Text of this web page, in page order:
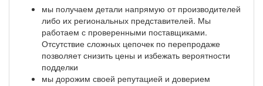
мы получаем детали напрямую от производителей
либо их региональных представителей. Мы
работаем с проверенными поставщиками.
Отсутствие сложных цепочек по перепродаже
позволяет снизить цены и избежать вероятности
подделки
мы дорожим своей репутацией и доверием